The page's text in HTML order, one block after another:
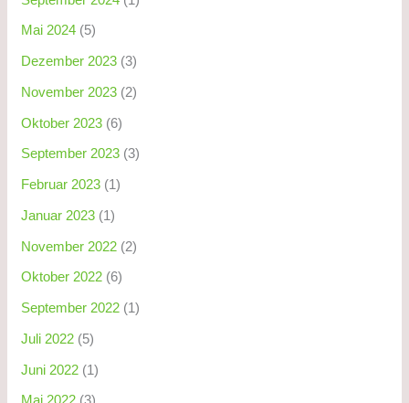
Mai 2024 (5)
Dezember 2023 (3)
November 2023 (2)
Oktober 2023 (6)
September 2023 (3)
Februar 2023 (1)
Januar 2023 (1)
November 2022 (2)
Oktober 2022 (6)
September 2022 (1)
Juli 2022 (5)
Juni 2022 (1)